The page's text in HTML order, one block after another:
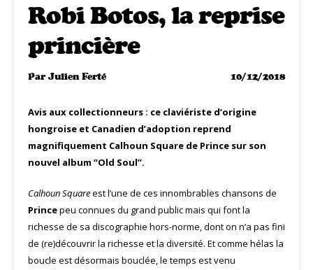
Robi Botos, la reprise
princière
ParJulien Ferté 10/12/2018
Avis aux collectionneurs : ce claviériste d’origine
hongroise et Canadien d’adoption reprend
magnifiquement Calhoun Square de Prince sur son
nouvel album “Old Soul”.
Calhoun Squareest l’une de ces innombrables chansons de
Princepeu connues du grand public mais qui font la
richesse de sa discographie hors-norme, dont on n’a pas fini
de (re)découvrir la richesse et la diversité. Et comme hélas la
boucle est désormais bouclée, le temps est venu